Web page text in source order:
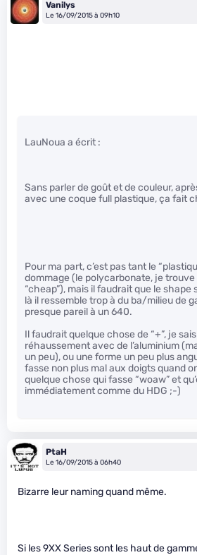
Vanilys
Le 16/09/2015 à 09h10
LauNoua a écrit :
Sans parler de goût et de couleur,
avec une coque full plastique, ça fait
Pour ma part, c’est pas tant le
dommage (le polycarbonate, je trouve
“cheap”), mais il faudrait que le shape
là il ressemble trop à du ba/milieu de
presque pareil à un 640.
Il faudrait quelque chose de “+”, je
réhaussement avec de l’aluminium
un peu), ou une forme un peu plus
fasse non plus mal aux doigts quand
quelque chose qui fasse “woaw” et
immédiatement comme du HDG ;-)
PtaH
Le 16/09/2015 à 06h40
Bizarre leur naming quand même.
Si les 9XX Series sont les haut de